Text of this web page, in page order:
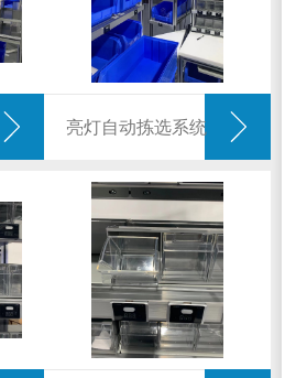
亮灯自动拣选系统